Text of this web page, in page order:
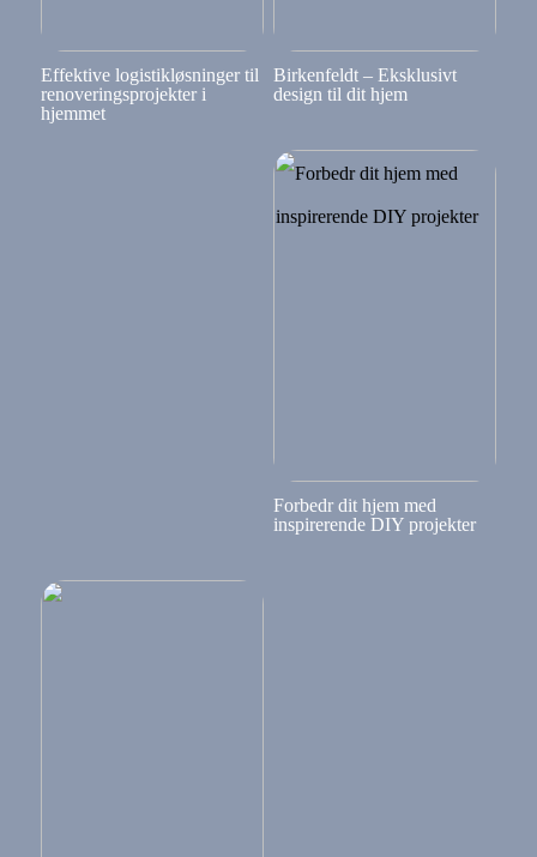
Effektive logistikløsninger til
renoveringsprojekter i
hjemmet
Birkenfeldt – Eksklusivt
design til dit hjem
Forbedr dit hjem med
inspirerende DIY projekter